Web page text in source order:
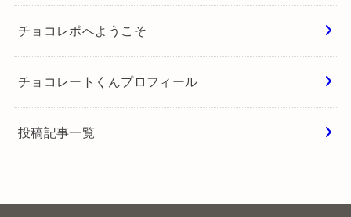
チョコレポへようこそ
チョコレートくんプロフィール
投稿記事一覧